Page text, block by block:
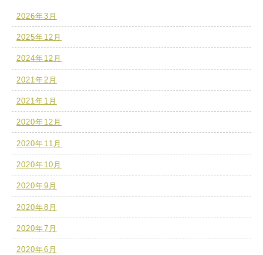
2026年3月
2025年12月
2024年12月
2021年2月
2021年1月
2020年12月
2020年11月
2020年10月
2020年9月
2020年8月
2020年7月
2020年6月